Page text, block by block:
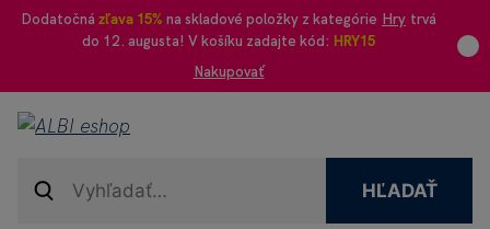
Dodatočná zľava 15% na skladové položky z kategórie Hry trvá
do 12. augusta! V košíku zadajte kód: HRY15
Nakupovať
HĽADAŤ